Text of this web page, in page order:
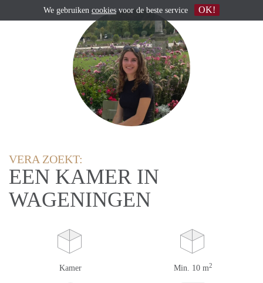
VERA ZOEKT:
EEN KAMER IN
WAGENINGEN
Kamer Min. 10 m2
We gebruiken cookies voor de beste service OK!